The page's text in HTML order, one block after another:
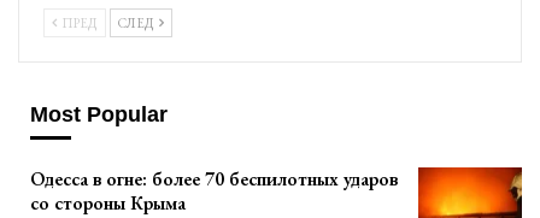
ПРЕД СЛЕД
Most Popular
Одесса в огне: более 70 беспилотных ударов
со стороны Крыма